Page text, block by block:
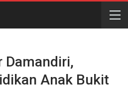
Damandiri,
Anak Bukit